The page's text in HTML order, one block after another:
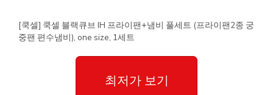
[쿡셀] 쿡셀 블랙큐브 IH 프라이팬+냄비 풀세트 (프라이팬2종 궁
중팬 편수냄비), one size, 1세트
최저가 보기